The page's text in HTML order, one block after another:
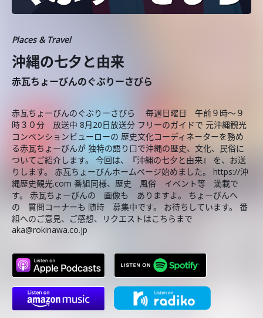
Places & Travel
沖縄の七夕と由来
赤瓦ちょーびんのぐぶりーさびら
赤瓦ちょーびんのぐぶりーさびら 毎週日曜日 午前９時～９
時３０分 放送中 8月20日放送分 フリーのガイドで 元沖縄観光
コンベンションビューローの 歴史文化コーディネーターを務め
る赤瓦ちょーびんが 独特の語り口で沖縄の歴史、文化、民俗に
ついてご紹介します。 今回は、『沖縄の七夕と由来』 を、お送
りします。 赤瓦ちょーびんホームページ始めました。 https://沖
縄歴史観光.com 番組同様、歴史 風俗 イベント等 満載で
す。 赤瓦ちょーびんの 画像も ありますよ。 ちょーびんへ
の 質問コーナーも 随時 募集中です。 お待ちしています。 番
組へのご意見、ご感想、リクエストはこちらまで
aka@rokinawa.co.jp